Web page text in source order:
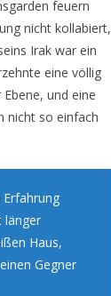
feuern
nicht kollabiert,
Irak war ein
eine völlig
und eine
nicht so einfach
länger
Haus,
Gegner